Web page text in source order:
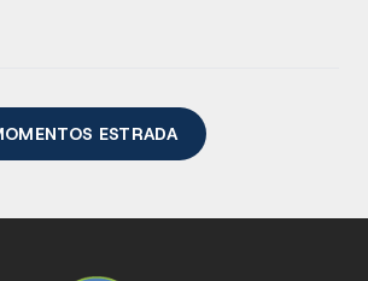
ESTRADA